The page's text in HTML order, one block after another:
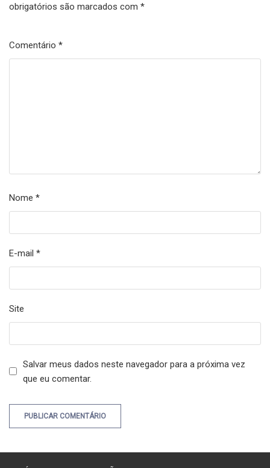
obrigatórios são marcados com *
Comentário *
Nome *
E-mail *
Site
Salvar meus dados neste navegador para a próxima vez
que eu comentar.